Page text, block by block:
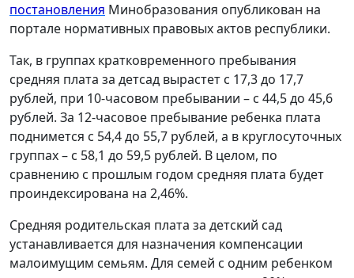
постановления Минобразования опубликован на
портале нормативных правовых актов республики.
Так, в группах кратковременного пребывания
средняя плата за детсад вырастет с 17,3 до 17,7
рублей, при 10-часовом пребывании – с 44,5 до 45,6
рублей. За 12-часовое пребывание ребенка плата
поднимется с 54,4 до 55,7 рублей, а в круглосуточных
группах – с 58,1 до 59,5 рублей. В целом, по
сравнению с прошлым годом средняя плата будет
проиндексирована на 2,46%.
Средняя родительская плата за детский сад
устанавливается для назначения компенсации
малоимущим семьям. Для семей с одним ребенком